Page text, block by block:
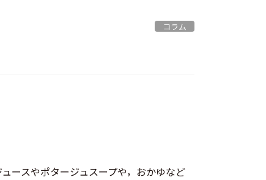
コラム
ースやポタージュスープや，おかゆなど